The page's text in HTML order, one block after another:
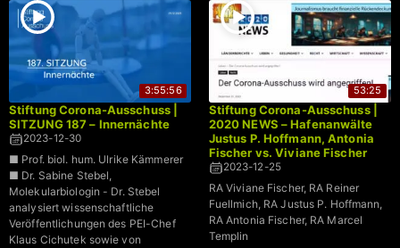
3:55:56
Stiftung Corona-Ausschuss |
SITZUNG 187 – Innernächte
2023-12-30
■ Prof. biol. hum. Ulrike Kämmerer
■ Dr. Sabine Stebel,
Molekularbiologin - Dr. Stebel
analysiert wissenschaftliche
Veröffentlichungen des PEI-Chef
Klaus Cichutek sowie von
53:25
Stiftung Corona-Ausschuss |
2020 NEWS – Hafenanwälte
Justus P. Hoffmann, Antonia
Fischer vs. Viviane Fischer
2023-12-25
RA Viviane Fischer, RA Reiner
Fuellmich, RA Justus P. Hoffmann,
RA Antonia Fischer, RA Marcel
Templin